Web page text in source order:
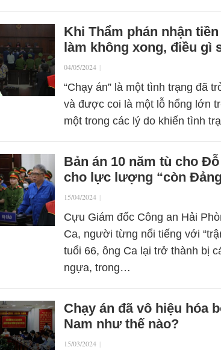
Khi Thẩm phán nhận
làm không xong, điều gì
04/05/2024 |
“Chạy án” là một tình trạng đã
và được coi là một lỗ hổng lớn
một trong các lý do khiến tình
Bản án 10 năm tù cho
cho lực lượng “còn
15/04/2024 |
Cựu Giám đốc Công an Hải
Ca, người từng nổi tiếng với
tuổi 66, ông Ca lại trở thành bị
ngựa, trong…
Chạy án đã vô hiệu hóa
Nam như thế nào?
15/03/2024 |